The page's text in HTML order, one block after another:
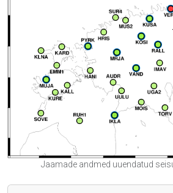
Jaamade andmed uuendatud